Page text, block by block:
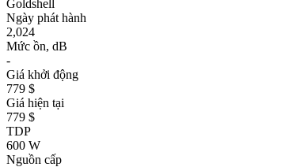
Goldshell
Ngày phát hành
2,024
Mức ồn, dB
-
Giá khởi động
779 $
Giá hiện tại
779 $
TDP
600 W
Nguồn cấp